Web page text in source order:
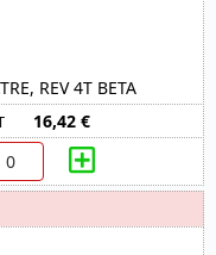
REV 4T BETA
16,42 €